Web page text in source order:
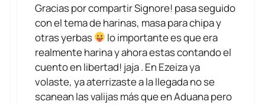
Gracias por compartir Signore! pasa seguido
con el tema de harinas, masa para chipa y
otras yerbas
lo importante es que era
realmente harina y ahora estas contando el
cuento en libertad! jaja . En Ezeiza ya
volaste, ya aterrizaste a la llegada no se
scanean las valijas más que en Aduana pero